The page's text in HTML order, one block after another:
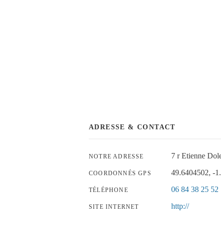
ADRESSE & CONTACT
NOTRE ADRESSE 7 r Etienne
COORDONNÉS GPS 49.6404502, -
TÉLÉPHONE 06 84 38 25 52
SITE INTERNET http://